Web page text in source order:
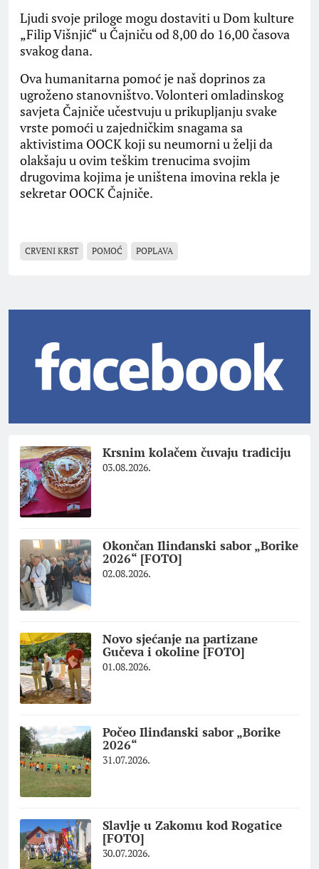
Ljudi svoje priloge mogu dostaviti u Dom kulture
„Filip Višnjić“ u Čajniču od 8,00 do 16,00 časova
svakog dana.
Ova humanitarna pomoć je naš doprinos za
ugroženo stanovništvo. Volonteri omladinskog
savjeta Čajniče učestvuju u prikupljanju svake
vrste pomoći u zajedničkim snagama sa
aktivistima OOCK koji su neumorni u želji da
olakšaju u ovim teškim trenucima svojim
drugovima kojima je uništena imovina rekla je
sekretar OOCK Čajniče.
CRVENI KRST POMOĆ POPLAVA
Krsnim kolačem čuvaju tradiciju
03.08.2026.
Okončan Ilindanski sabor „Borike
2026“ [FOTO]
02.08.2026.
Novo sjećanje na partizane
Gučeva i okoline [FOTO]
01.08.2026.
Počeo Ilindanski sabor „Borike
2026“
31.07.2026.
Slavlje u Zakomu kod Rogatice
[FOTO]
30.07.2026.